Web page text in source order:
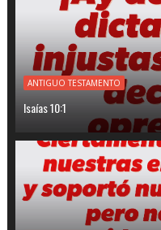
ANTIGUO TESTAMENTO
Isaías 10:1